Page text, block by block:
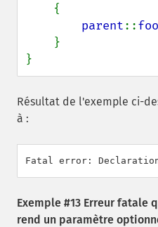
parent::foo
}
Résultat de l'exemple ci-
à :
Exemple #13 Erreur fatale
rend un paramètre